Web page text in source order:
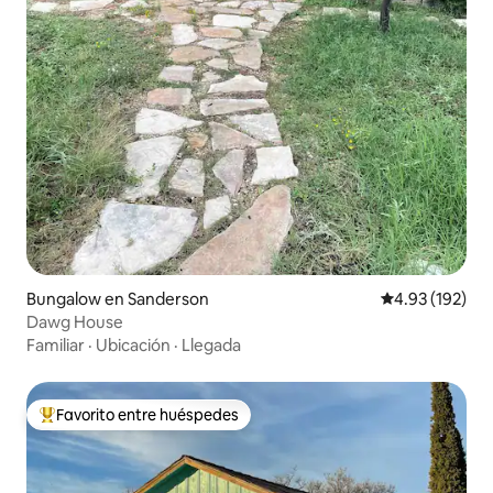
Bungalow en Sanderson Calificación
4.93 (192)
Dawg House
Familiar · Ubicación · Llegada
De los mejores en Favorito entre huéspedes
Favorito entre huéspedes